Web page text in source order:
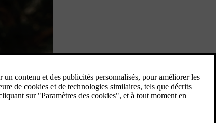
«Si nous voulons
atteindre nos